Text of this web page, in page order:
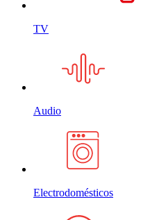
TV
Audio
Electrodomésticos